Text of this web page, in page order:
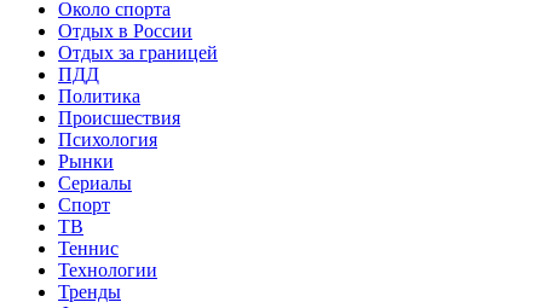
Около спорта
Отдых в России
Отдых за границей
ПДД
Политика
Происшествия
Психология
Рынки
Сериалы
Спорт
ТВ
Теннис
Технологии
Тренды